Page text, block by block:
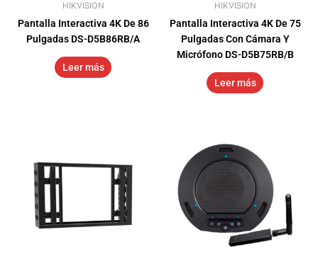
HIKVISION
Pantalla Interactiva 4K De 86
Pulgadas DS-D5B86RB/A
Leer más
HIKVISION
Pantalla Interactiva 4K De 75
Pulgadas Con Cámara Y
Micrófono DS-D5B75RB/B
Leer más